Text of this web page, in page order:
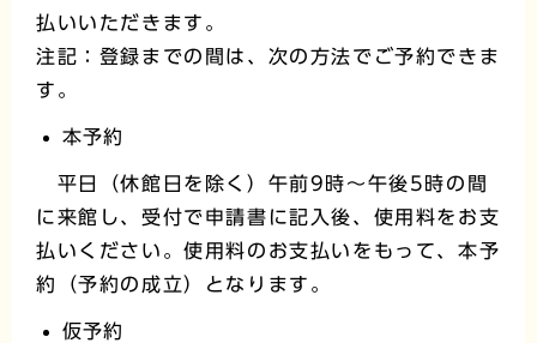
払いいただきます。
注記：登録までの間は、次の方法でご予約できま
す。
本予約
平日（休館日を除く）午前9時～午後5時の間
に来館し、受付で申請書に記入後、使用料をお支
払いください。使用料のお支払いをもって、本予
約（予約の成立）となります。
仮予約